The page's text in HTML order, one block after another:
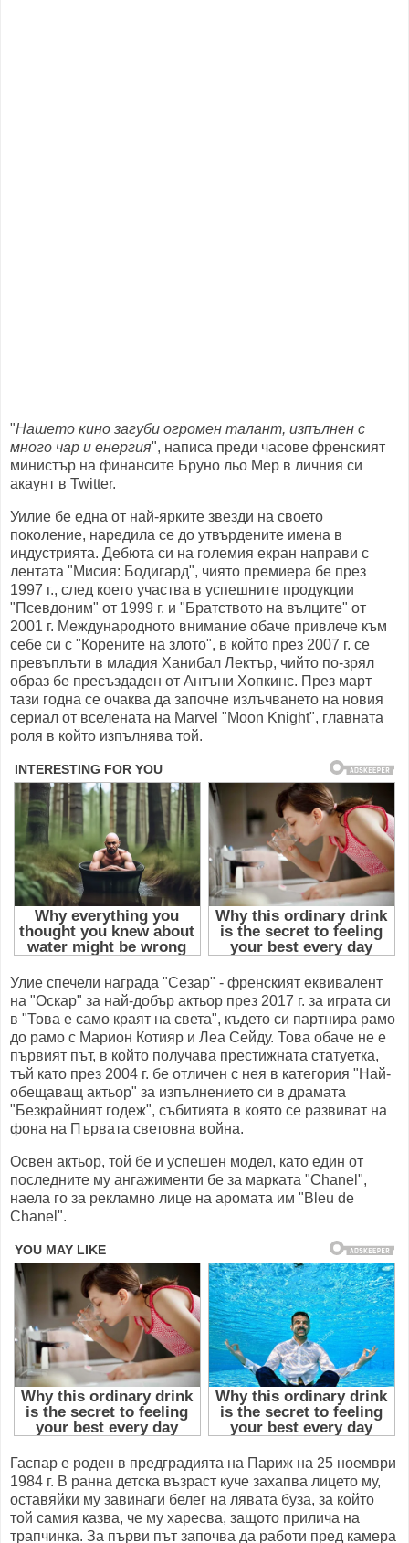
"Нашето кино загуби огромен талант, изпълнен с
много чар и енергия", написа преди часове френският
министър на финансите Бруно льо Мер в личния си
акаунт в Twitter.
Уилие бе една от най-ярките звезди на своето
поколение, наредила се до утвърдените имена в
индустрията. Дебюта си на големия екран направи с
лентата "Мисия: Бодигард", чиято премиера бе през
1997 г., след което участва в успешните продукции
"Псевдоним" от 1999 г. и "Братството на вълците" от
2001 г. Международното внимание обаче привлече към
себе си с "Корените на злото", в който през 2007 г. се
превъплъти в младия Ханибал Лектър, чийто по-зрял
образ бе пресъздаден от Антъни Хопкинс. През март
тази годна се очаква да започне излъчването на новия
сериал от вселената на Marvel "Moon Knight", главната
роля в който изпълнява той.
Улие спечели награда "Сезар" - френският еквивалент
на "Оскар" за най-добър актьор през 2017 г. за играта си
в "Това е само краят на света", където си партнира рамо
до рамо с Марион Котияр и Леа Сейду. Това обаче не е
първият път, в който получава престижната статуетка,
тъй като през 2004 г. бе отличен с нея в категория "Най-
обещаващ актьор" за изпълнението си в драмата
"Безкрайният годеж", събитията в която се развиват на
фона на Първата световна война.
Освен актьор, той бе и успешен модел, като един от
последните му ангажименти бе за марката "Chanel",
наела го за рекламно лице на аромата им "Bleu de
Chanel".
Гаспар е роден в предградията на Париж на 25 ноември
1984 г. В ранна детска възраст куче захапва лицето му,
оставяйки му завинаги белег на лявата буза, за който
той самия казва, че му харесва, защото прилича на
трапчинка. За първи път започва да работи пред камера